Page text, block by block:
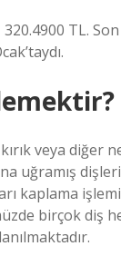
TL. Son
veya diğer
uğramış
kaplama
birçok diş